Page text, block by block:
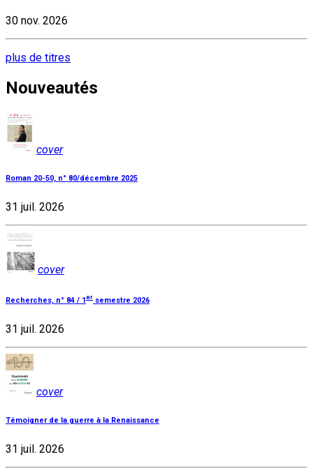
30 nov. 2026
plus de titres
Nouveautés
cover
Roman 20-50, n° 80/décembre 2025
31 juil. 2026
cover
Recherches, n° 84 / 1er semestre 2026
31 juil. 2026
cover
Témoigner de la guerre à la Renaissance
31 juil. 2026